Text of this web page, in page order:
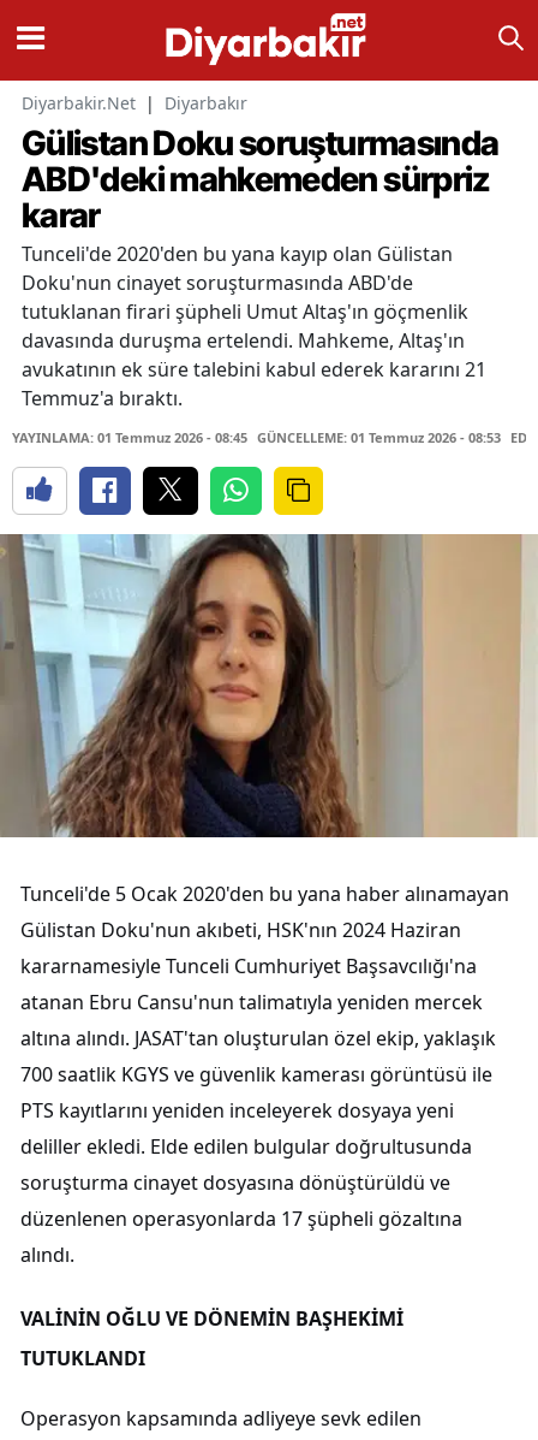
Diyarbakir.Net | Diyarbakır
Gülistan Doku soruşturmasında
ABD'deki mahkemeden sürpriz
karar
Tunceli'de 2020'den bu yana kayıp olan Gülistan
Doku'nun cinayet soruşturmasında ABD'de
tutuklanan firari şüpheli Umut Altaş'ın göçmenlik
davasında duruşma ertelendi. Mahkeme, Altaş'ın
avukatının ek süre talebini kabul ederek kararını 21
Temmuz'a bıraktı.
YAYINLAMA: 01 Temmuz 2026 - 08:45 GÜNCELLEME: 01 Temmuz 2026 - 08:53
Tunceli'de 5 Ocak 2020'den bu yana haber alınamayan
Gülistan Doku'nun akıbeti, HSK'nın 2024 Haziran
kararnamesiyle Tunceli Cumhuriyet Başsavcılığı'na
atanan Ebru Cansu'nun talimatıyla yeniden mercek
altına alındı. JASAT'tan oluşturulan özel ekip, yaklaşık
700 saatlik KGYS ve güvenlik kamerası görüntüsü ile
PTS kayıtlarını yeniden inceleyerek dosyaya yeni
deliller ekledi. Elde edilen bulgular doğrultusunda
soruşturma cinayet dosyasına dönüştürüldü ve
düzenlenen operasyonlarda 17 şüpheli gözaltına
alındı.
VALİNİN OĞLU VE DÖNEMİN BAŞHEKİMİ
TUTUKLANDI
Operasyon kapsamında adliyeye sevk edilen